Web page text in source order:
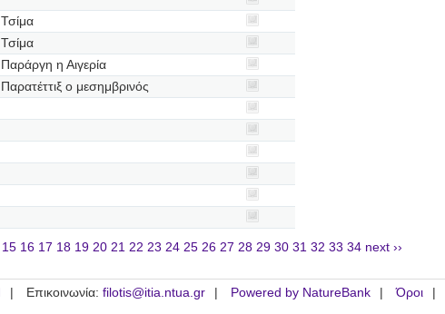
Τσίμα
Τσίμα
Παράργη η Αιγερία
Παρατέττιξ ο μεσημβρινός
15 16 17 18 19 20 21 22 23 24 25 26 27 28 29 30 31 32 33 34 next ››
Επικοινωνία: filotis@itia.ntua.gr Powered by NatureBank Όροι